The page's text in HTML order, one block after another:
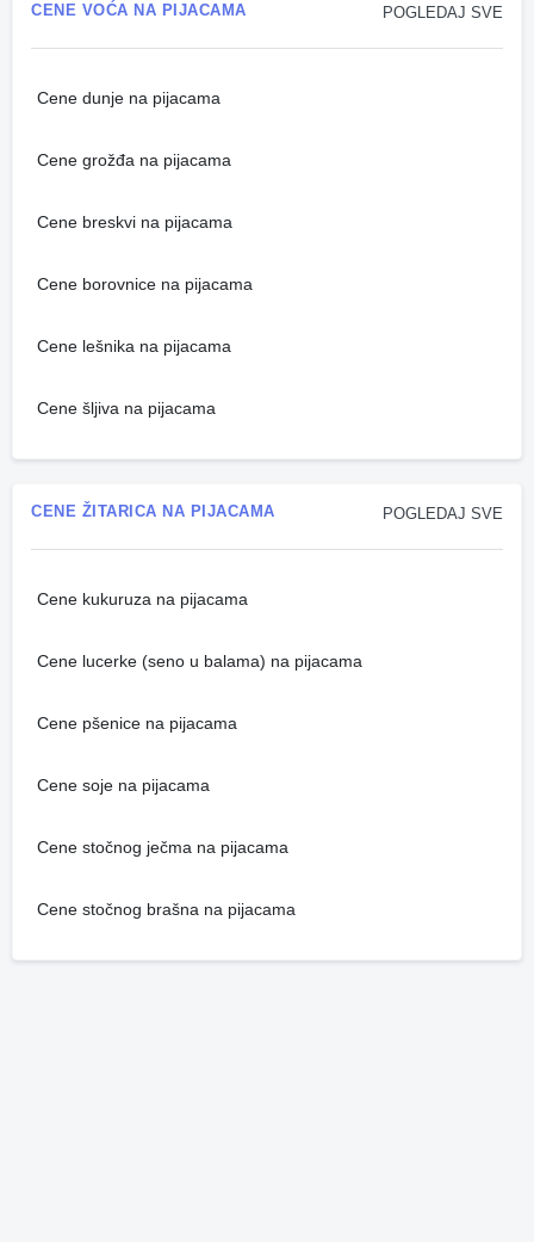
POGLEDAJ SVE
CENE VOĆA NA PIJACAMA
Cene dunje na pijacama
Cene grožđa na pijacama
Cene breskvi na pijacama
Cene borovnice na pijacama
Cene lešnika na pijacama
Cene šljiva na pijacama
POGLEDAJ SVE
CENE ŽITARICA NA PIJACAMA
Cene kukuruza na pijacama
Cene lucerke (seno u balama) na pijacama
Cene pšenice na pijacama
Cene soje na pijacama
Cene stočnog ječma na pijacama
Cene stočnog brašna na pijacama